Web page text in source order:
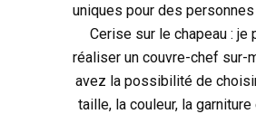
uniques pour des personnes
Cerise sur le chapeau : je
réaliser un couvre-chef sur-
avez la possibilité de
taille, la couleur, la